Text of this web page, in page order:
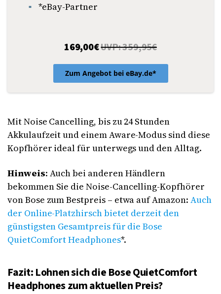
*eBay-Partner
169,00€UVP: 359,95€
Zum Angebot bei eBay.de*
Mit Noise Cancelling, bis zu 24 Stunden
Akkulaufzeit und einem Aware-Modus sind diese
Kopfhörer ideal für unterwegs und den Alltag.
Hinweis: Auch bei anderen Händlern
bekommen Sie die Noise-Cancelling-Kopfhörer
von Bose zum Bestpreis – etwa auf Amazon: Auch
der Online-Platzhirsch bietet derzeit den
günstigsten Gesamtpreis für die Bose
QuietComfort Headphones*.
Fazit: Lohnen sich die Bose QuietComfort
Headphones zum aktuellen Preis?